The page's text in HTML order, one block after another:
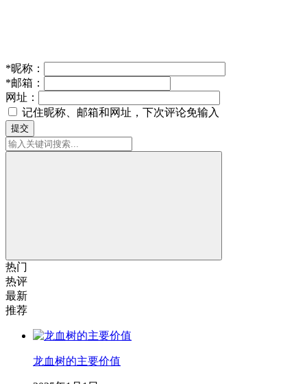
*昵称：
*邮箱：
网址：
记住昵称、邮箱和网址，下次评论免输入
提交
热门
热评
最新
推荐
龙血树的主要价值